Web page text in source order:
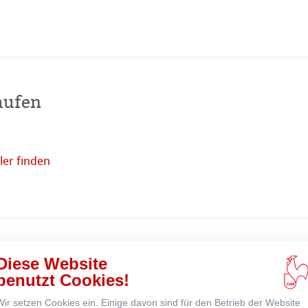
finden
Website
Cookies!
setzen Cookies ein. Einige davon sind für den Betrieb der Website